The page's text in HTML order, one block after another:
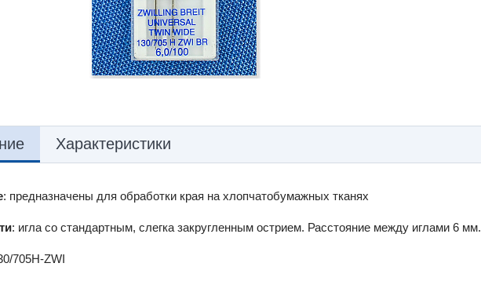
Характеристики
: предназначены для обработки края на хлопчатобумажных тканях
: игла со стандартным, слегка закругленным острием. Расстояние между иглами 6 мм.
705H-ZWI